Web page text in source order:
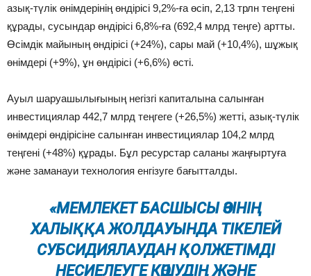
азық-түлік өнімдерінің өндірісі 9,2%-ға өсіп, 2,13 трлн теңгені
құрады, сусындар өндірісі 6,8%-ға (692,4 млрд теңге) артты.
Өсімдік майының өндірісі (+24%), сары май (+10,4%), шұжық
өнімдері (+9%), ұн өндірісі (+6,6%) өсті.
Ауыл шаруашылығының негізгі капиталына салынған
инвестициялар 442,7 млрд теңгеге (+26,5%) жетті, азық-түлік
өнімдері өндірісіне салынған инвестициялар 104,2 млрд
теңгені (+48%) құрады. Бұл ресурстар саланы жаңғыртуға
және заманауи технология енгізуге бағытталды.
«МЕМЛЕКЕТ БАСШЫСЫ ӨЗІНІҢ
ХАЛЫҚҚА ЖОЛДАУЫНДА ТІКЕЛЕЙ
СУБСИДИЯЛАУДАН ҚОЛЖЕТІМДІ
НЕСИЕЛЕУГЕ КӨШУДІҢ ЖӘНЕ